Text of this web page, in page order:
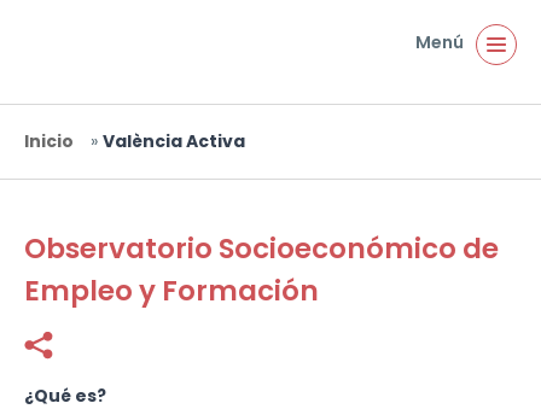
Menú
Usted está aquí
Inicio » València Activa
Observatorio Socioeconómico de
Empleo y Formación
¿Qué es?